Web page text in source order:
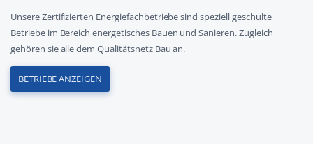
Unsere Zertifizierten Energiefachbetriebe sind speziell geschulte
Betriebe im Bereich energetisches Bauen und Sanieren. Zugleich
gehören sie alle dem Qualitätsnetz Bau an.
BETRIEBE ANZEIGEN